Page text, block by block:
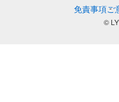
免責事項ご
©